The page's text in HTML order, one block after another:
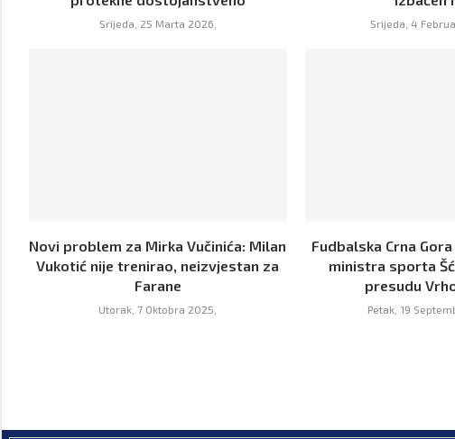
Srijeda, 25 Marta 2026, Srijeda, 4
Novi problem za Mirka Vučinića: Milan
Vukotić nije trenirao, neizvjestan za
Farane
Utorak, 7 Oktobra 2025,
Fudbalska Crna
ministra sporta
presudu
Petak, 19